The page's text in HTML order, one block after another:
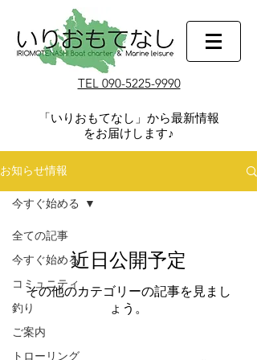
TEL 090-5225-9990
​「いりおもてなし」から最新情報
をお届けします♪
お知らせ情報
全ての記事
今すぐ始める
コミュニティ
釣り
ご案内
トローリング
今すぐ始める
近日公開予定
その他のカテゴリーの記事を見まし
ょう。